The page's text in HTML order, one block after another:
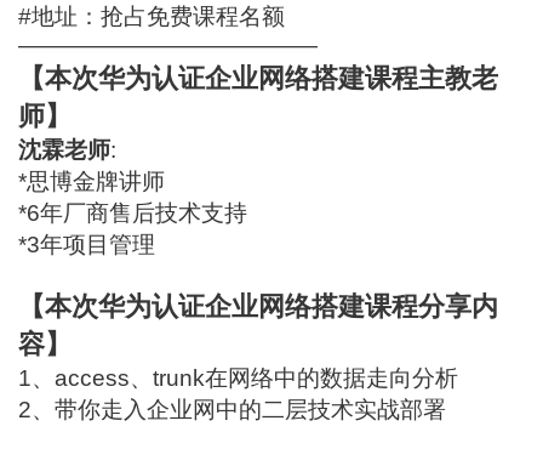
#地址：抢占免费课程名额
—————————————
【本次华为认证企业网络搭建课程主教老
师】
沈霖老师:
*思博金牌讲师
*6年厂商售后技术支持
*3年项目管理
【本次华为认证企业网络搭建课程分享内
容】
1、access、trunk在网络中的数据走向分析
2、带你走入企业网中的二层技术实战部署